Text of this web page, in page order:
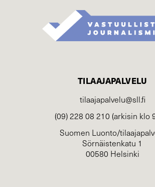
TILAAJAPALVELU
tilaajapalvelu@sll.fi
(09) 228 08 210 (arkisin klo
Suomen Luonto/
Sörnäistenkatu 1
00580 Helsinki